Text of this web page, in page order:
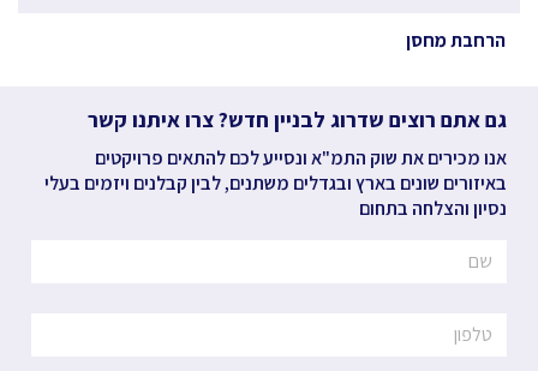
הרחבת מחסן
גם אתם רוצים שדרוג לבניין חדש? צרו איתנו קשר
אנו מכירים את שוק התמ"א ונסייע לכם להתאים פרויקטים
באיזורים שונים בארץ ובגדלים משתנים, לבין קבלנים ויזמים בעלי
נסיון והצלחה בתחום